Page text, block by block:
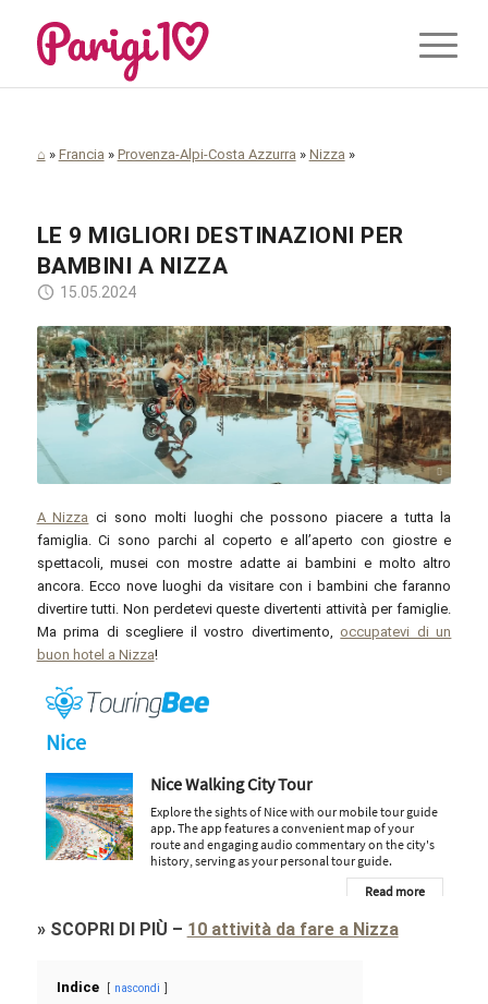
⌂ » Francia » Provenza-Alpi-Costa Azzurra » Nizza »
LE 9 MIGLIORI DESTINAZIONI PER
BAMBINI A NIZZA
15.05.2024
Helena Jankovičová Kováčová / Pixabay
A Nizza ci sono molti luoghi che possono piacere a tutta la
famiglia. Ci sono parchi al coperto e all’aperto con giostre e
spettacoli, musei con mostre adatte ai bambini e molto altro
ancora. Ecco nove luoghi da visitare con i bambini che faranno
divertire tutti. Non perdetevi queste divertenti attività per famiglie.
Ma prima di scegliere il vostro divertimento, occupatevi di un
buon hotel a Nizza!
» SCOPRI DI PIÙ – 10 attività da fare a Nizza
Indice nascondi